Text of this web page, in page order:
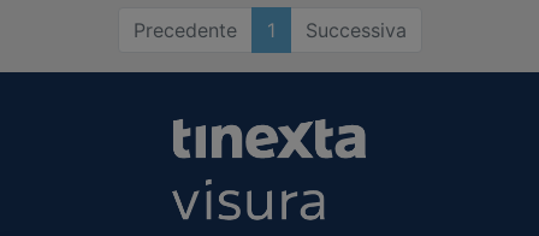
Precedente 1 Successiva